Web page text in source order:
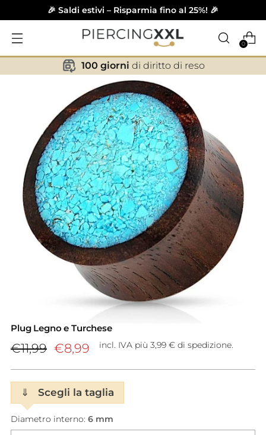
🎉 Saldi estivi – Risparmia fino al 25%! 🎉
0
✕
100 giorni di diritto di reso
Plug Legno e Turchese
Prezzo
listino
€11,99 €8,99 incl. IVA più 3,99 € di spedizione.
⇓ Scegli la taglia
Diametro interno: 6 mm